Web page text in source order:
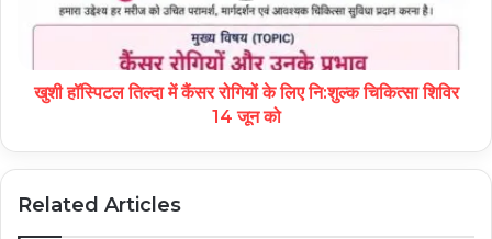
खुशी हॉस्पिटल तिल्दा में कैंसर रोगियों के लिए नि:शुल्क चिकित्सा शिविर
14 जून को
Related Articles